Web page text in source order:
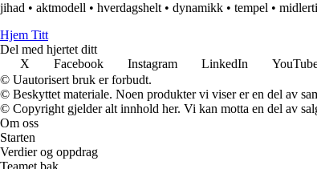
jihad • aktmodell • hverdagshelt • dynamikk • tempel •
Hjem Titt
Del med hjertet ditt
X
Facebook Instagram LinkedIn
© Uautorisert bruk er forbudt.
© Beskyttet materiale. Noen produkter vi viser er en del av
© Copyright gjelder alt innhold her. Vi kan motta en del av
Om oss
Starten
Verdier og oppdrag